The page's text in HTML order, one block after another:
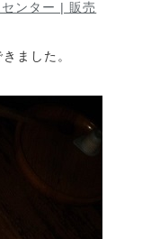
ンター | 販売
ました。